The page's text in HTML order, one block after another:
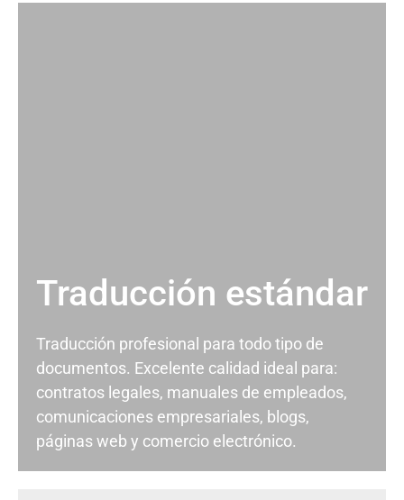
Traducción estándar
Traducción profesional para todo tipo de
documentos. Excelente calidad ideal para:
contratos legales, manuales de empleados,
comunicaciones empresariales, blogs,
páginas web y comercio electrónico.